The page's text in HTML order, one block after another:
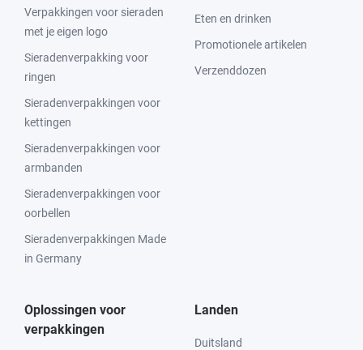
Verpakkingen voor sieraden
met je eigen logo
Sieradenverpakking voor
ringen
Sieradenverpakkingen voor
kettingen
Sieradenverpakkingen voor
armbanden
Sieradenverpakkingen voor
oorbellen
Sieradenverpakkingen Made
in Germany
Eten en drinken
Promotionele artikelen
Verzenddozen
Oplossingen voor
verpakkingen
Landen
Duitsland